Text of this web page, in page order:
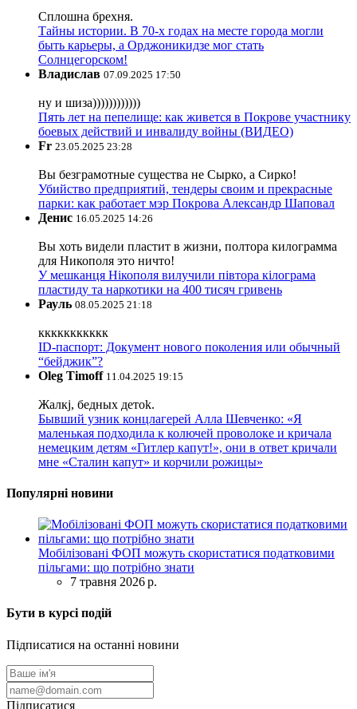
Сплошна брехня.
Тайны истории. В 70-х годах на месте города могли
быть карьеры, а Орджоникидзе мог стать
Солнцегорском!
Владислав 07.09.2025 17:50
ну и шиза))))))))))))
Пять лет на пепелище: как живется в Покрове участнику
боевых действий и инвалиду войны (ВИДЕО)
Fr 23.05.2025 23:28
Вы безграмотные существа не Сырко, а Сирко!
Убийство предприятий, тендеры своим и прекрасные
парки: как работает мэр Покрова Александр Шаповал
Денис 16.05.2025 14:26
Вы хоть видели пластит в жизни, полтора килограмма
для Никополя это ничто!
У мешканця Нікополя вилучили півтора кілограма
пластиду та наркотики на 400 тисяч гривень
Рауль 08.05.2025 21:18
ккккккккккк
ID-паспорт: Документ нового поколения или обычный
“бейджик”?
Oleg Timoff 11.04.2025 19:15
Жалкj, бедных детok.
Бывший узник концлагерей Алла Шевченко: «Я
маленькая подходила к колючей проволоке и кричала
немецким детям «Гитлер капут!», они в ответ кричали
мне «Сталин капут» и корчили рожицы»
Популярні новини
Мобілізовані ФОП можуть скористатися податковими
пільгами: що потрібно знати
7 травня 2026 р.
Бути в курсі подій
Підписатися на останні новини
Підписатися